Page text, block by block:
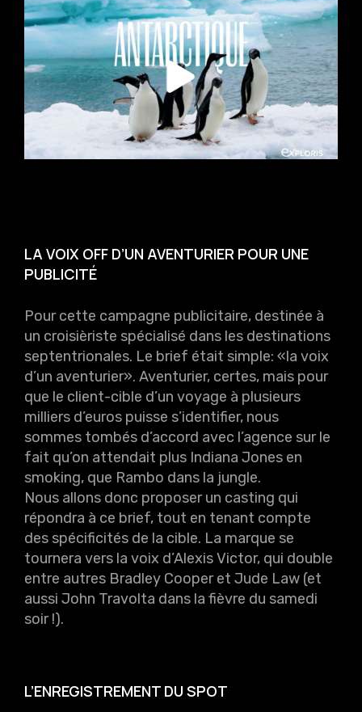
LA VOIX OFF D’UN AVENTURIER POUR UNE
PUBLICITÉ
Pour cette campagne publicitaire, destinée à
un croisièriste spécialisé dans les destinations
septentrionales. Le brief était simple: «la voix
d’un aventurier». Aventurier, certes, mais pour
que le client-cible d’un voyage à plusieurs
milliers d’euros puisse s’identifier, nous
sommes tombés d’accord avec l’agence sur le
fait qu’on attendait plus Indiana Jones en
smoking, que Rambo dans la jungle.
Nous allons donc proposer un casting qui
répondra à ce brief, tout en tenant compte
des spécificités de la cible. La marque se
tournera vers la voix d’Alexis Victor, qui double
entre autres Bradley Cooper et Jude Law (et
aussi John Travolta dans la fièvre du samedi
soir !).
L’ENREGISTREMENT DU SPOT